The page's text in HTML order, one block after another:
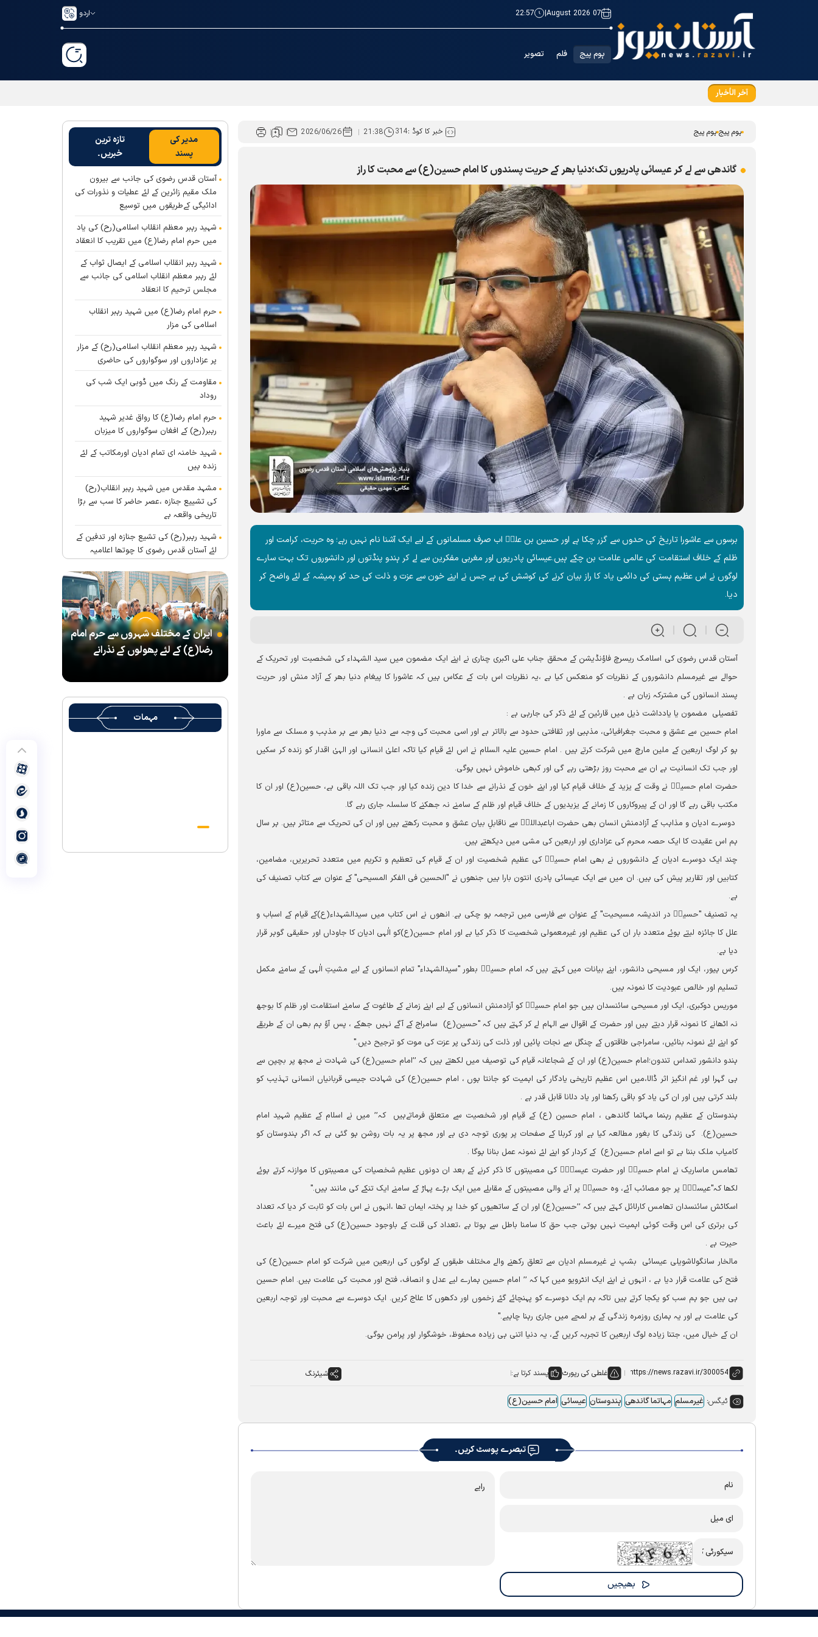
07 August 2026
|
22:57 اردو
ہوم پیج فلم تصویر
آخر الأخبار
ہوم پیج ہوم پیج خبر کا کوڈ :314
21:38
2026/06/26
گاندھی سے لے کر عیسائی پادریوں تک؛دنیا بھر کے حریت پسندوں کا امام حسین(ع) سے محبت کا راز
برسوں سے عاشورا تاریخ کی حدوں سے گزر چکا ہے اور حسین بن علیؑ اب صرف مسلمانوں کے لیے ایک آشنا نام نہیں رہے؛ وہ حریت، کرامت اور
ظلم کے خلاف استقامت کی عالمی علامت بن چکے ہیں۔عیسائی پادریوں اور مغربی مفکرین سے لے کر ہندو پنڈتوں اور دانشوروں تک بہت سارے
لوگوں نے اس عظیم ہستی کی دائمی یاد کا راز بیان کرنے کی کوشش کی ہے جس نے اپنے خون سے عزت و ذلت کی حد کو ہمیشہ کے لئے واضح کر
دیا۔
آستان قدس رضوی کی اسلامک ریسرچ فاؤنڈیشن کے محقق جناب علی اکبری چناری نے اپنے ایک مضمون میں سید الشہداء کی شخصیت اور تحریک کے
حوالے سے غیرمسلم دانشوروں کے نظریات کو منعکس کیا ہے ،یہ نظریات اس بات کے عکاس ہیں کہ عاشورا کا پیغام دنیا بھر کے آزاد منش اور حریت
پسند انسانوں کی مشترکہ زبان ہے ۔
تفصیلی مضمون یا یادداشت ذیل میں قارئین کے لئے ذکر کی جارہی ہے :
امام حسین سے عشق و محبت جغرافیائی، مذہبی اور ثقافتی حدود سے بالاتر ہے اور اسی محبت کی وجہ سے دنیا بھر سے ہر مذہب و مسلک سے ماورا
ہو کر لوگ اربعین کے ملین مارچ میں شرکت کرتے ہیں ۔ امام حسین علیہ السلام نے اس لئے قیام کیا تاکہ اعلیٰ انسانی اور الہیٰ اقدار کو زندہ کر سکیں
اور جب تک انسانیت ہے ان سے محبت روز بڑھتی رہے گی اور کبھی خاموش نہیں ہوگی۔
حضرت امام حسینؑ نے وقت کے یزید کے خلاف قیام کیا اور اپنے خون کے نذرانے سے خدا کا دین زندہ کیا اور جب تک اللہ باقی ہے، حسین(ع) اور ان کا
مکتب باقی رہے گا اور ان کے پیروکاروں کا زمانے کے یزیدیوں کے خلاف قیام اور ظلم کے سامنے نہ جھکنے کا سلسلہ جاری رہے گا۔
دوسرے ادیان و مذاہب کے آزادمنش انسان بھی حضرت اباعبداللہؑ سے ناقابلِ بیان عشق و محبت رکھتے ہیں اور ان کی تحریک سے متاثر ہیں۔ ہر سال
ہم اس عقیدت کا ایک حصہ محرم کی عزاداری اور اربعین کی مشی میں دیکھتے ہیں۔
چند ایک دوسرے ادیان کے دانشوروں نے بھی امام حسینؑ کی عظیم شخصیت اور ان کے قیام کی تعظیم و تکریم میں متعدد تحریریں، مضامین،
کتابیں اور تقاریر پیش کی ہیں۔ ان میں سے ایک عیسائی پادری انتون بارا ہیں جنھوں نے "الحسین فی الفکر المسیحی" کے عنوان سے کتاب تصنیف کی
ہے۔
یہ تصنیف "حسینؑ در اندیشہ مسیحیت" کے عنوان سے فارسی میں ترجمہ ہو چکی ہے۔ انھوں نے اس کتاب میں سیدالشہداء(ع)کے قیام کے اسباب و
علل کا جائزہ لیتے ہوئے متعدد بار ان کی عظیم اور غیرمعمولی شخصیت کا ذکر کیا ہے اور امام حسین(ع)کو الٰہی ادیان کا جاوداں اور حقیقی گوہر قرار
دیا ہے۔
کرس ہیور، ایک اور مسیحی دانشور، اپنے بیانات میں کہتے ہیں کہ امام حسینؑ بطور "سیدالشہداء" تمام انسانوں کے لیے مشیتِ الٰہی کے سامنے مکمل
تسلیم اور خالص عبودیت کا نمونہ ہیں۔
موریس دوکبری، ایک اور مسیحی سائنسدان ہیں جو امام حسینؑ کو آزادمنش انسانوں کے لیے اپنے زمانے کے طاغوت کے سامنے استقامت اور ظلم کا بوجھ
نہ اٹھانے کا نمونہ قرار دیتے ہیں اور حضرت کے اقوال سے الہام لے کر کہتے ہیں کہ "حسین(ع) سامراج کے آگے نہیں جھکے ، پس آؤ ہم بھی ان کے طریقے
کو اپنے لئے نمونہ بنائیں، سامراجی طاقتوں کے چنگل سے نجات پائیں اور ذلت کی زندگی پر عزت کی موت کو ترجیح دیں۔"
ہندو دانشور تمداس تندون؛امام حسین(ع) اور ان کے شجاعانہ قیام کی توصیف میں لکھتے ہیں کہ ’’امام حسین(ع) کی شہادت نے مجھ پر بچپن سے
ہی گہرا اور غم انگیز اثر ڈالا،میں اس عظیم تاریخی یادگار کی اہمیت کو جانتا ہوں ، امام حسین(ع) کی شہادت جیسی قربانیاں انسانی تہذیب کو
بلند کرتی ہیں اور ان کی یاد کو باقی رکھنا اور یاد دلانا قابل قدر ہے ۔
ہندوستان کے عظیم رہنما مہاتما گاندھی ، امام حسین (ع) کے قیام اور شخصیت سے متعلق فرماتےہیں کہ’’ میں نے اسلام کے عظیم شہید امام
حسین(ع)۔ کی زندگی کا بغور مطالعہ کیا ہے اور کربلا کے صفحات پر پوری توجہ دی ہے اور مجھ پر یہ بات روشن ہو گئی ہے کہ اگر ہندوستان کو
کامیاب ملک بننا ہے تو اسے امام حسین(ع) کے کردار کو اپنے لئے نمونہ عمل بنانا ہوگا ۔
تھامس ماساریک نے امام حسینؑ اور حضرت عیسیٰؑ کی مصیبتوں کا ذکر کرنے کے بعد ان دونوں عظیم شخصیات کی مصیبتوں کا موازنہ کرتے ہوئے
لکھا کہ"عیسیٰؑ پر جو مصائب آئے، وہ حسینؑ پر آنے والی مصیبتوں کے مقابلے میں ایک بڑے پہاڑ کے سامنے ایک تنکے کی مانند ہیں۔"
اسکاٹش سائنسدان تھامس کارلائل کہتے ہیں کہ ’’حسین(ع) اور ان کے ساتھیوں کو خدا پر پختہ ایمان تھا ،انہوں نے اس بات کو ثابت کر دیا کہ تعداد
کی برتری کی اس وقت کوئی اہمیت نہیں ہوتی جب حق کا سامنا باطل سے ہوتا ہے ،تعداد کی قلت کے باوجود حسین(ع) کی فتح میرے لئے باعث
حیرت ہے ۔
مالخار سانگولاشویلی عیسائی بشپ نے غیرمسلم ادیان سے تعلق رکھنے والے مختلف طبقوں کے لوگوں کی اربعین میں شرکت کو امام حسین(ع) کی
فتح کی علامت قرار دیا ہے ، انہوں نے اپنے ایک انٹرویو میں کہا کہ ’’ امام حسین ہمارے لیے عدل و انصاف، فتح اور محبت کی علامت ہیں۔ امام حسین
ہی ہیں جو ہم سب کو یکجا کرتے ہیں تاکہ ہم ایک دوسرے کو پہنچائے گئے زخموں اور دکھوں کا علاج کریں۔ ایک دوسرے سے محبت اور توجہ اربعین
کی علامت ہے اور یہ ہماری روزمرہ زندگی کے ہر لمحے میں جاری رہنا چاہیے۔"
ان کے خیال میں، جتنا زیادہ لوگ اربعین کا تجربہ کریں گے، یہ دنیا اتنی ہی زیادہ محفوظ، خوشگوار اور پرامن ہوگی۔
غلطی کی رپورٹ پسند کرتا ہے: شیئرنگ
ٹیگس: غیرمسلم مہاتما گاندھی ہندوستان عیسائی امام حسین(ع)
تبصرے پوسٹ کریں۔
مدیر کی
پسند
تازہ ترین
خبریں۔
آستان قدس رضوی کی جانب سے بیرون
ملک مقیم زائرین کے لئے عطیات و نذورات کی
ادائیگی کےطریقوں میں توسیع
شہید رہبر معظم انقلاب اسلامی(رح) کی یاد
میں حرم امام رضا(ع) میں تقریب کا انعقاد
شہید رہبر انقلاب اسلامی کے ایصال ثواب کے
لئے رہبر معظم انقلاب اسلامی کی جانب سے
مجلس ترحیم کا انعقاد
حرم امام رضا(ع) میں شہید رہبر انقلاب
اسلامی کی مزار
شہید رہبر معظم انقلاب اسلامی(رح) کے مزار
پر عزاداروں اور سوگواروں کی حاضری
مقاومت کے رنگ میں ڈوبی ایک شب کی
روداد
حرم امام رضا(ع) کا رواق غدیر شہید
رہبر(رح) کے افغان سوگواروں کا میزبان
شہید خامنہ ای تمام ادیان اورمکاتب کے لئے
زندہ ہيں
مشہد مقدس میں شہید رہبر انقلاب(رح)
کی تشییع جنازہ ،عصر حاضر کا سب سے بڑا
تاریخی واقعہ ہے
شہید رہبر(رح) کی تشیع جنازہ اور تدفین کے
لئے آستان قدس رضوی کا چوتھا اعلامیہ
حرم امام رضا(ع) میں واقع شہید رہبر(رح)
کے تحائف کا میوزیم اور قرآنی میوزیم کھول
دیا گیا ہے
شہید رہبر کے تشیع جنازہ میں شرکت کے لئے
آستان قدس رضوی کے متولی کا پیغام
بین الاقوامی سطح پر ’’قومو للہ‘‘ نعرے کی
پروگرام
رہبرشہید کے سوگواروں کے لئے کرامت رضوی
احکامات پرعمل کرنے والی شخصیت تھے؛
ایران کے مختلف شہروں سے حرم امام
رضا(ع) کے لئے پھولوں کے نذرانے
مہمات